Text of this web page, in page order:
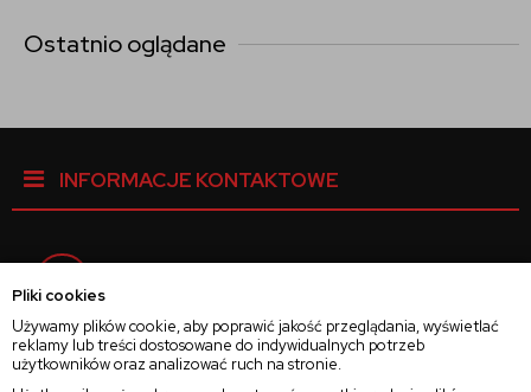
Pliki cookies
Używamy plików cookie, aby poprawić jakość przeglądania, wyświetlać
reklamy lub treści dostosowane do indywidualnych potrzeb
użytkowników oraz analizować ruch na stronie.
Ostatnio oglądane
INFORMACJE KONTAKTOWE
Instagram